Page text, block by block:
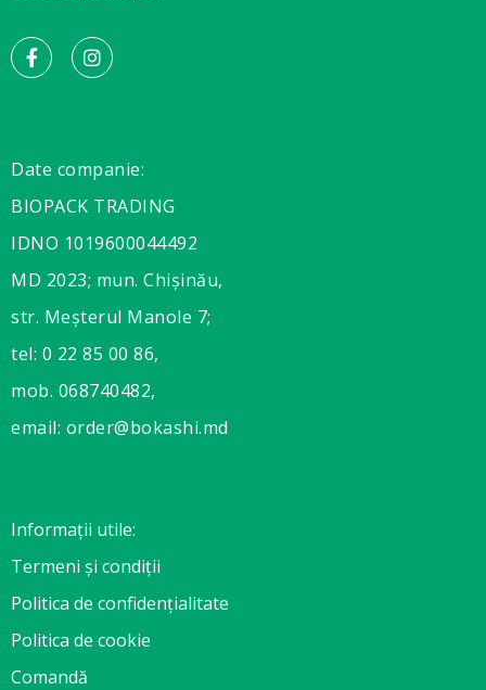
Date companie:
BIOPACK TRADING
IDNO 1019600044492
MD 2023; mun. Chișinău,
str. Meșterul Manole 7;
tel: 0 22 85 00 86,
mob. 068740482,
email: order@bokashi.md
Informații utile:
Termeni și condiții
Politica de confidențialitate
Politica de cookie
Comandă